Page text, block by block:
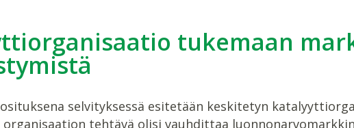
tukemaan
selvityksessä esitetään keskitetyn
organisaation tehtävä olisi vauhdittaa